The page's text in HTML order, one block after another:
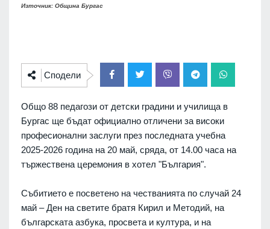
Източник: Община Бургас
Сподели
Общо 88 педагози от детски градини и училища в
Бургас ще бъдат официално отличени за високи
професионални заслуги през последната учебна
2025-2026 година на 20 май, сряда, от 14.00 часа на
тържествена церемония в хотел "България".
Събитието е посветено на честванията по случай 24
май – Ден на светите братя Кирил и Методий, на
българската азбука, просвета и култура, и на